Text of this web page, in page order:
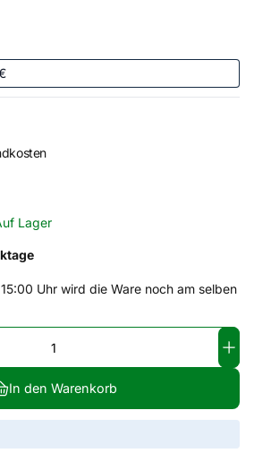
Lager
Uhr wird die Ware noch am selben
In den Warenkorb